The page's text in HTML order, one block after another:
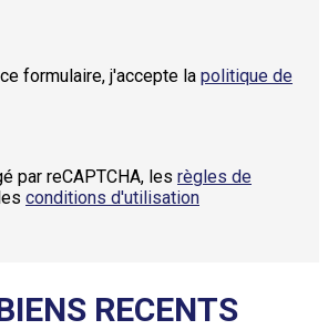
formulaire, j'accepte la politique de
par reCAPTCHA, les règles de
conditions d'utilisation
RECENTS​